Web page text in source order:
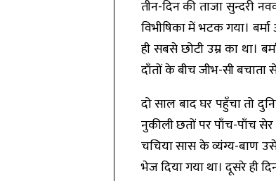
तीन-दिन की ताजा सुन्दरी
विभीषिका में भटक गया।
ही सबसे छोटी उम्र का था।
दाँतों के बीच जीभ-सी बचाता
दो साल बाद घर पहुँचा तो
नुकीली छतों पर पाँच-पाँच
चचिया सास के व्यंग्य-बाण
भेज दिया गया था। दूसरे ही